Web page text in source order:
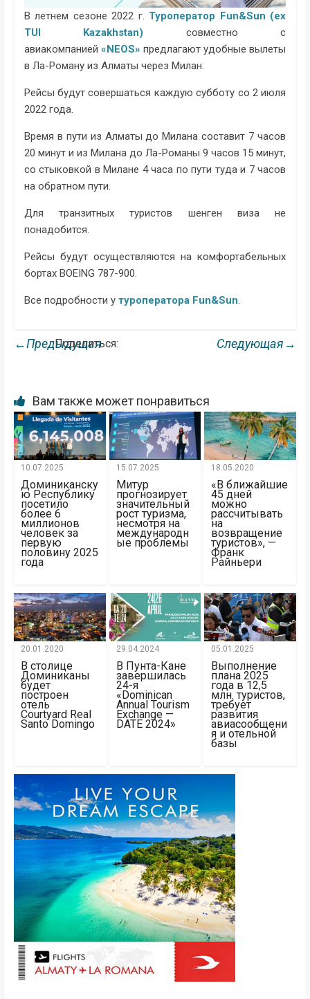
В летнем сезоне 2022 г. Туроператор Fun&Sun (ex
TUI Kazakhstan) совместно с
авиакомпанией «NEOS» предлагают удобные вылеты
в Ла-Роману из Алматы через Милан.
Рейсы будут совершаться каждую субботу со 2 июля
2022 года.
Время в пути из Алматы до Милана составит 7 часов
20 минут и из Милана до Ла-Романы 9 часов 15 минут,
со стыковкой в Милане 4 часа по пути туда и 7 часов
на обратном пути.
Для транзитных туристов шенген виза не
понадобится.
Рейсы будут осуществляются на комфортабельных
бортах BOEING 787-900.
Все подробности у туроператора Fun&Sun.
←Предыдущая Следующая→
Поделиться:
Вам также может понравиться
10.07.2025
Доминиканску
ю Республику
посетило
более 6
миллионов
человек за
первую
половину 2025
года
15.07.2025
Митур
прогнозирует
значительный
рост туризма,
несмотря на
международн
ые проблемы
18.05.2020
«В ближайшие
45 дней
можно
рассчитывать
на
возвращение
туристов», —
Франк
Райньери
20.01.2020
В столице
Доминиканы
будет
построен
отель
Courtyard Real
Santo Domingo
29.04.2024
В Пунта-Кане
завершилась
24-я
«Dominican
Annual Tourism
Exchange —
DATE 2024»
05.01.2025
Выполнение
плана 2025
года в 12,5
млн. туристов,
требует
развития
авиасообщени
я и отельной
базы